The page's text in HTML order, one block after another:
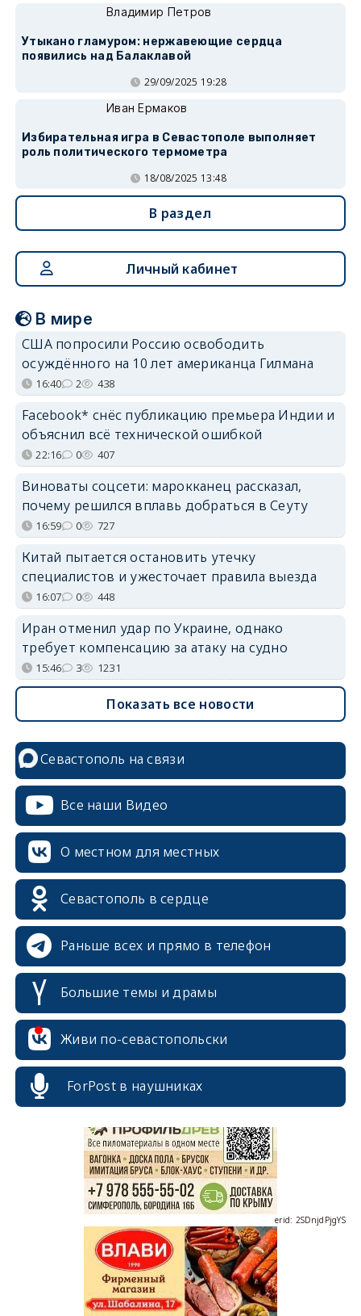
Владимир Петров
Утыкано гламуром: нержавеющие сердца
появились над Балаклавой
29/09/2025 19:28
Иван Ермаков
Избирательная игра в Севастополе выполняет
роль политического термометра
18/08/2025 13:48
В раздел
Личный кабинет
В мире
США попросили Россию освободить
осуждённого на 10 лет американца Гилмана
16:40 2 438
Facebook* снёс публикацию премьера Индии и
объяснил всё технической ошибкой
22:16 0 407
Виноваты соцсети: марокканец рассказал,
почему решился вплавь добраться в Сеуту
16:59 0 727
Китай пытается остановить утечку
специалистов и ужесточает правила выезда
16:07 0 448
Иран отменил удар по Украине, однако
требует компенсацию за атаку на судно
15:46 3 1231
Показать все новости
Севастополь на связи
Все наши Видео
О местном для местных
Севастополь в сердце
Раньше всех и прямо в телефон
Большие темы и драмы
Живи по-севастопольски
ForPost в наушниках
erid: 2SDnjdPjgYS
erid: 2SDnjdvhGXG